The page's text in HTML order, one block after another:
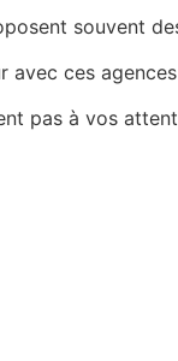
souvent
avec ces
pas à vos